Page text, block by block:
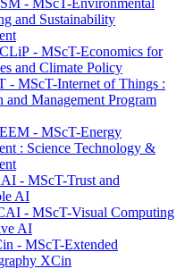
- MScT-Environmental
and Sustainability
- MScT-Economics for
and Climate Policy
- MScT-Internet of Things :
and Management Program
- MScT-Energy
: Science Technology &
- MScT-Trust and
AI
- MScT-Visual Computing
AI
- MScT-Extended
XCin